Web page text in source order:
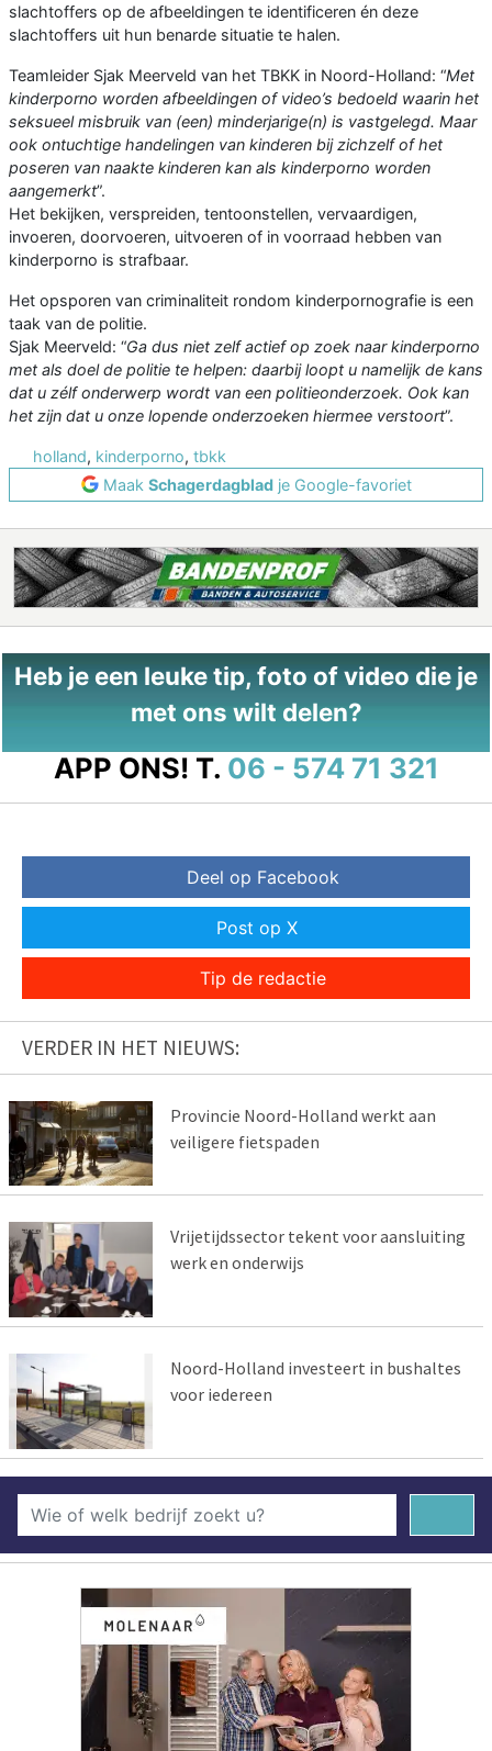
slachtoffers op de afbeeldingen te identificeren én deze
slachtoffers uit hun benarde situatie te halen.
Teamleider Sjak Meerveld van het TBKK in Noord-Holland: “Met
kinderporno worden afbeeldingen of video’s bedoeld waarin het
seksueel misbruik van (een) minderjarige(n) is vastgelegd. Maar
ook ontuchtige handelingen van kinderen bij zichzelf of het
poseren van naakte kinderen kan als kinderporno worden
aangemerkt”.
Het bekijken, verspreiden, tentoonstellen, vervaardigen,
invoeren, doorvoeren, uitvoeren of in voorraad hebben van
kinderporno is strafbaar.
Het opsporen van criminaliteit rondom kinderpornografie is een
taak van de politie.
Sjak Meerveld: “Ga dus niet zelf actief op zoek naar kinderporno
met als doel de politie te helpen: daarbij loopt u namelijk de kans
dat u zélf onderwerp wordt van een politieonderzoek. Ook kan
het zijn dat u onze lopende onderzoeken hiermee verstoort”.
holland, kinderporno, tbkk
Maak Schagerdagbladje Google-favoriet
Heb je een leuke tip, foto of video die je
met ons wilt delen?
APP ONS! T. 06 - 574 71 321
Deel op Facebook
Post op X
Tip de redactie
VERDER IN HET NIEUWS:
Provincie Noord-Holland werkt aan
veiligere fietspaden
Vrijetijdssector tekent voor aansluiting
werk en onderwijs
Noord-Holland investeert in bushaltes
voor iedereen